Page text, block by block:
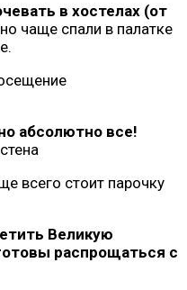
в хостелах (от
чаще спали в палатке
абсолютно все!
всего стоит парочку
Великую
распрощаться с